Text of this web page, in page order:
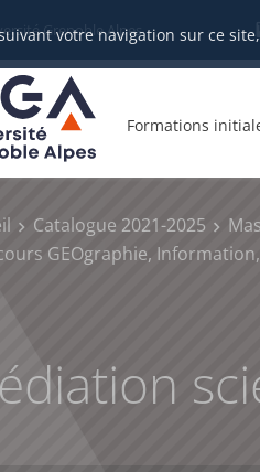
votre navigation sur ce
Grenoble Alpes
Formations
Catalogue 2021-2025
GEOgraphie,